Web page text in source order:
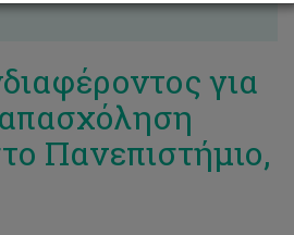
για
Πανεπιστήμιο,